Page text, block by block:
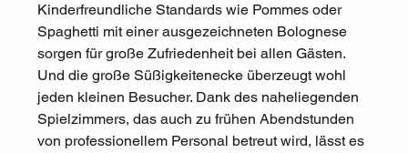
Kinderfreundliche Standards wie Pommes oder
Spaghetti mit einer ausgezeichneten Bolognese
sorgen für große Zufriedenheit bei allen Gästen.
Und die große Süßigkeitenecke überzeugt wohl
jeden kleinen Besucher. Dank des naheliegenden
Spielzimmers, das auch zu frühen Abendstunden
von professionellem Personal betreut wird, lässt es